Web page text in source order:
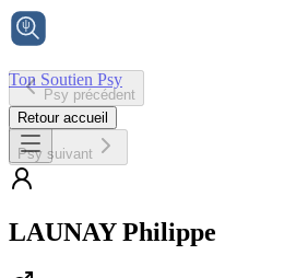
Ton Soutien Psy
Accueil
Psy précédent
Retour accueil
Psy suivant
LAUNAY Philippe